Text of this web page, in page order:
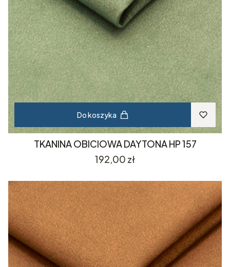
Do koszyka
TKANINA OBICIOWA DAYTONA HP 157
Cena
192,00 zł